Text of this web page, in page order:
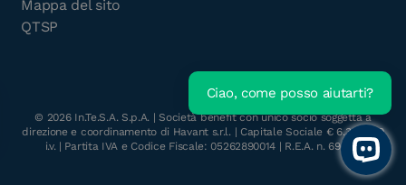
l'e-Book gratuito
Mappa del sito
QTSP
© 2026In.Te.S.A. S.p.A. | Società benefit con unico socio soggetta a
direzione e coordinamento di Havant s.r.l. | Capitale Sociale € 6.300.000
i.v. | Partita IVA e Codice Fiscale: 05262890014 | R.E.A. n. 696117
Open
Ciao, come posso aiutarti?